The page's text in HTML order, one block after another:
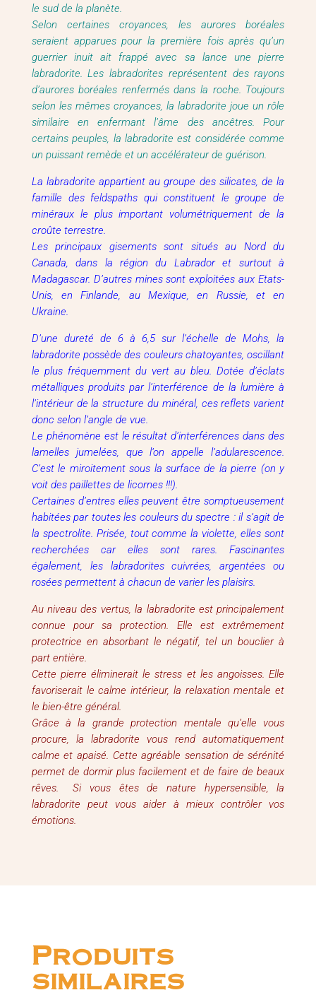
le sud de la planète.
Selon certaines croyances, les aurores boréales
seraient apparues pour la première fois après qu’un
guerrier inuit ait frappé avec sa lance une pierre
labradorite. Les labradorites représentent des rayons
d’aurores boréales renfermés dans la roche. Toujours
selon les mêmes croyances, la labradorite joue un rôle
similaire en enfermant l’âme des ancêtres. Pour
certains peuples, la labradorite est considérée comme
un puissant remède et un accélérateur de guérison.
La labradorite appartient au groupe des silicates, de la
famille des feldspaths qui constituent le groupe de
minéraux le plus important volumétriquement de la
croûte terrestre.
Les principaux gisements sont situés au Nord du
Canada, dans la région du Labrador et surtout à
Madagascar. D’autres mines sont exploitées aux Etats-
Unis, en Finlande, au Mexique, en Russie, et en
Ukraine.
D’une dureté de 6 à 6,5 sur l’échelle de Mohs, la
labradorite possède des couleurs chatoyantes, oscillant
le plus fréquemment du vert au bleu. Dotée d’éclats
métalliques produits par l’interférence de la lumière à
l’intérieur de la structure du minéral, ces reflets varient
donc selon l’angle de vue.
Le phénomène est le résultat d’interférences dans des
lamelles jumelées, que l’on appelle l’adularescence.
C’est le miroitement sous la surface de la pierre (on y
voit des paillettes de licornes !!!).
Certaines d’entres elles peuvent être somptueusement
habitées par toutes les couleurs du spectre : il s’agit de
la spectrolite. Prisée, tout comme la violette, elles sont
recherchées car elles sont rares. Fascinantes
également, les labradorites cuivrées, argentées ou
rosées permettent à chacun de varier les plaisirs.
Au niveau des vertus, la labradorite est principalement
connue pour sa protection. Elle est extrêmement
protectrice en absorbant le négatif, tel un bouclier à
part entière.
Cette pierre éliminerait le stress et les angoisses. Elle
favoriserait le calme intérieur, la relaxation mentale et
le bien-être général.
Grâce à la grande protection mentale qu’elle vous
procure, la labradorite vous rend automatiquement
calme et apaisé. Cette agréable sensation de sérénité
permet de dormir plus facilement et de faire de beaux
rêves. Si vous êtes de nature hypersensible, la
labradorite peut vous aider à mieux contrôler vos
émotions.
Produits
similaires